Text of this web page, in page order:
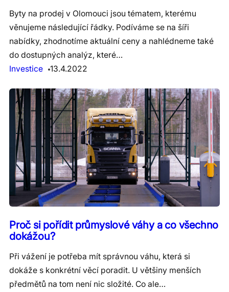
Byty na prodej v Olomouci jsou tématem, kterému
věnujeme následující řádky. Podíváme se na šíři
nabídky, zhodnotíme aktuální ceny a nahlédneme také
do dostupných analýz, které…
Investice
13.4.2022
Proč si pořídit průmyslové váhy a co všechno
dokážou?
Při vážení je potřeba mít správnou váhu, která si
dokáže s konkrétní věcí poradit. U většiny menších
předmětů na tom není nic složité. Co ale…